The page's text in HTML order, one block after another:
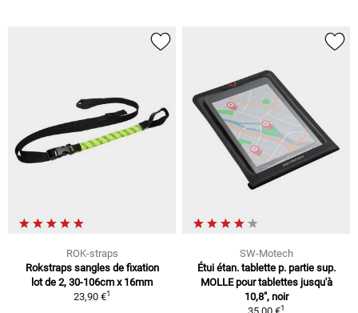
ROK-straps
Rokstraps sangles de fixation
lot de 2, 30-106cm x 16mm
23,90 €1
SW-Motech
Étui étan. tablette p. partie sup.
MOLLE pour tablettes jusqu'à
10,8", noir
1